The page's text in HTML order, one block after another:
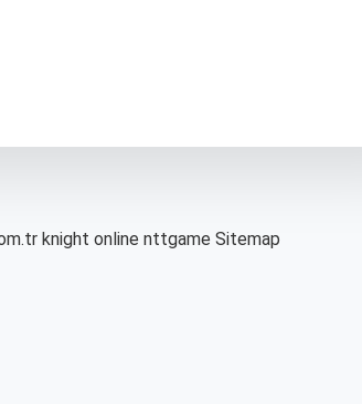
knight online nttgame Sitemap